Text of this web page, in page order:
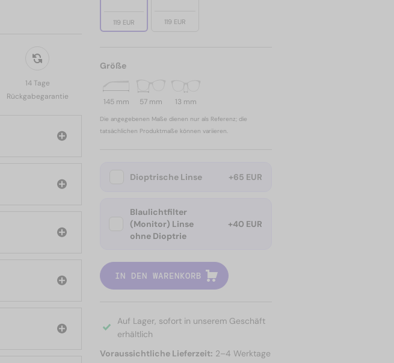
14 Tage
Rückgabegarantie
119 EUR 119 EUR
Größe
145 mm 57 mm 13 mm
Die angegebenen Maße dienen nur als Referenz; die
tatsächlichen Produktmaße können variieren.
Dioptrische Linse +65 EUR
Blaulichtfilter
(Monitor) Linse
ohne Dioptrie
+40 EUR
IN DEN WARENKORB
Auf Lager, sofort in unserem Geschäft
erhältlich
Voraussichtliche Lieferzeit: 2–4 Werktage